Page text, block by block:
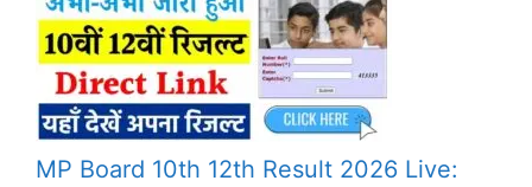
MP Board 10th 12th Result 2026 Live: